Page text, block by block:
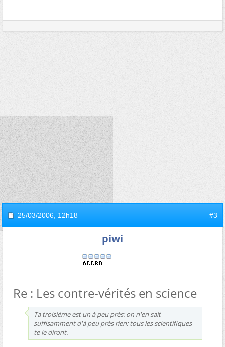
25/03/2006, 12h18 #3
piwi
Re : Les contre-vérités en science
Ta troisième est un à peu près: on n'en sait
suffisamment d'à peu près rien: tous les scientifiques
te le diront.